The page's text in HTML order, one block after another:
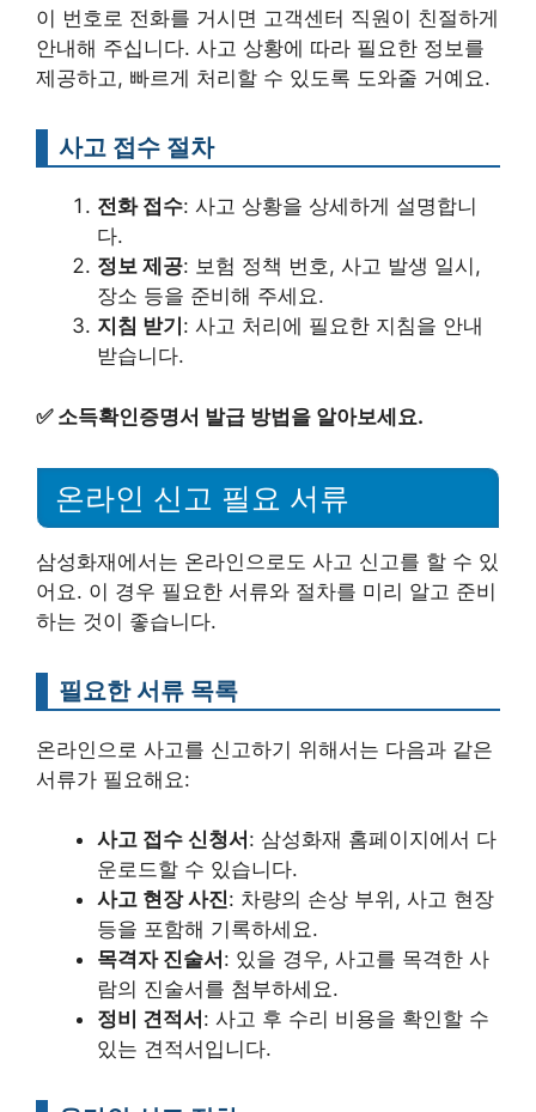
이 번호로 전화를 거시면 고객센터 직원이 친절하게
안내해 주십니다. 사고 상황에 따라 필요한 정보를
제공하고, 빠르게 처리할 수 있도록 도와줄 거예요.
사고 접수 절차
전화 접수: 사고 상황을 상세하게 설명합니
다.
정보 제공: 보험 정책 번호, 사고 발생 일시,
장소 등을 준비해 주세요.
지침 받기 : 사고 처리에 필요한 지침을 안내
받습니다.
✅ 소득확인증명서 발급 방법을 알아보세요.
온라인 신고 필요 서류
삼성화재에서는 온라인으로도 사고 신고를 할 수 있
어요. 이 경우 필요한 서류와 절차를 미리 알고 준비
하는 것이 좋습니다.
필요한 서류 목록
온라인으로 사고를 신고하기 위해서는 다음과 같은
서류가 필요해요:
사고 접수 신청서 : 삼성화재 홈페이지에서 다
운로드할 수 있습니다.
사고 현장 사진: 차량의 손상 부위, 사고 현장
등을 포함해 기록하세요.
목격자 진술서 : 있을 경우, 사고를 목격한 사
람의 진술서를 첨부하세요.
정비 견적서 : 사고 후 수리 비용을 확인할 수
있는 견적서입니다.